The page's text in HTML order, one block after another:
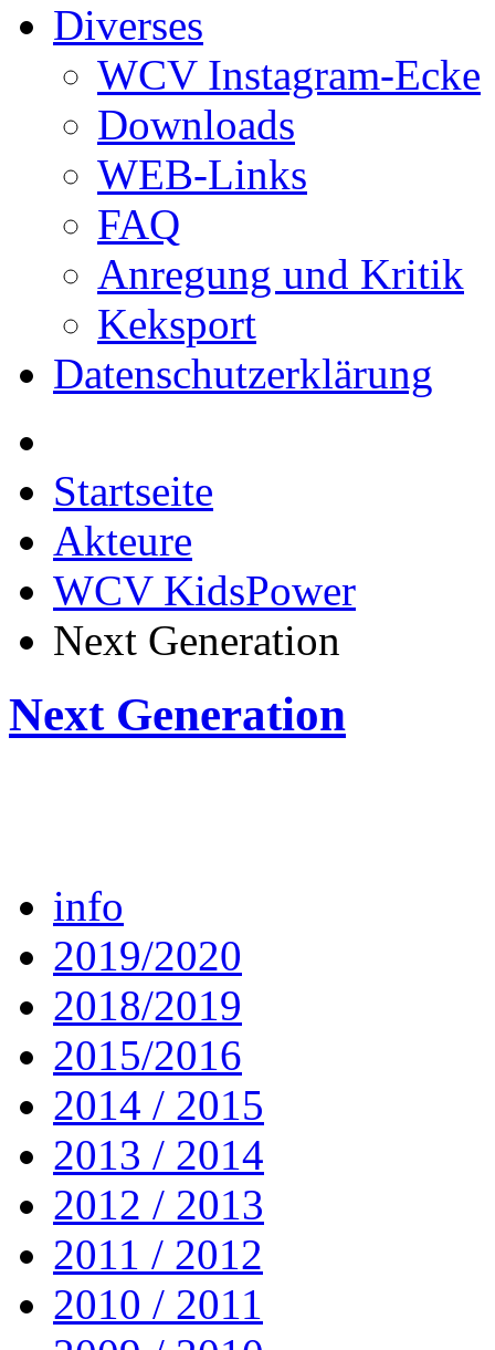
Diverses
WCV Instagram-Ecke
Downloads
WEB-Links
FAQ
Anregung und Kritik
Keksport
Datenschutzerklärung
Startseite
Akteure
WCV KidsPower
Next Generation
Next Generation
info
2019/2020
2018/2019
2015/2016
2014 / 2015
2013 / 2014
2012 / 2013
2011 / 2012
2010 / 2011